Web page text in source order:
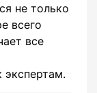
не только
всего
все
экспертам.